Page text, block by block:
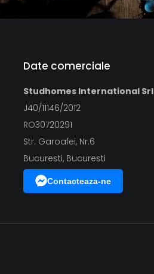
Date comerciale
Studhomes International Srl
J40/11146/2012
RO30720291
Str. Garoafei, Nr.6
Bucuresti, Bucuresti
Contacteaza-ne